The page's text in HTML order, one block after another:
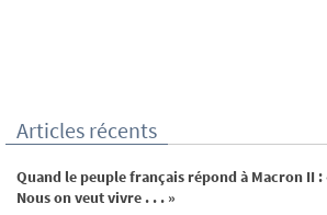
Articles récents
Quand le peuple français répond à Macron II :
Nous on veut vivre . . . »